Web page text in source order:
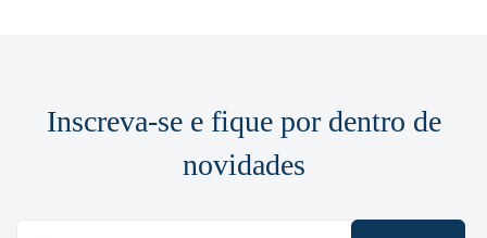
Inscreva-se e fique por dentro de
novidades